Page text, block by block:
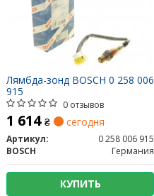
Лямбда-зонд BOSCH 0 258 006
915
0 отзывов
1 614 ₴ сегодня
Артикул:
0 258 006 915
BOSCH
Германия
КУПИТЬ